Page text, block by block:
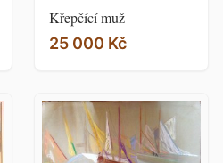
Křepčící muž
25 000 Kč